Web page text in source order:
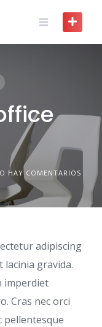
HAY COMENTARIOS
adipiscing
lacinia gravida.
imperdiet
Cras nec orci